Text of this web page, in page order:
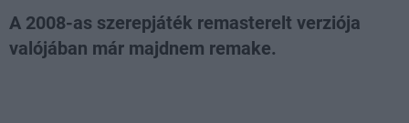
A 2008-as szerepjáték remasterelt verziója
valójában már majdnem remake.